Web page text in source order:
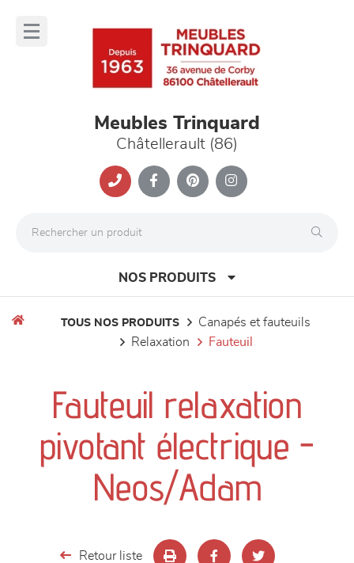
Meubles Trinquard
Châtellerault (86)
NOS PRODUITS
séjours
meubles de complément
chambres et dressing
TOUS NOS PRODUITS
canapés et fauteuils
relaxation
fauteuil
Fauteuil relaxation
pivotant électrique -
Neos/Adam
Retour liste